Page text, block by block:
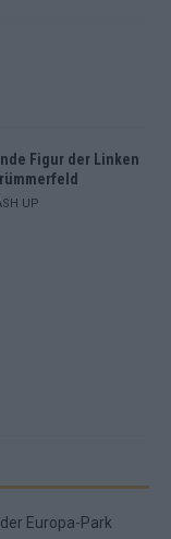
Figur der Linken
UP